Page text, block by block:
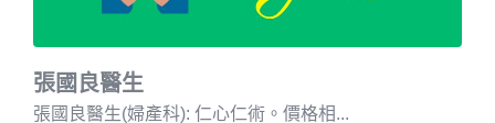
張國良醫生
張國良醫生(婦產科): 仁心仁術。價格相...